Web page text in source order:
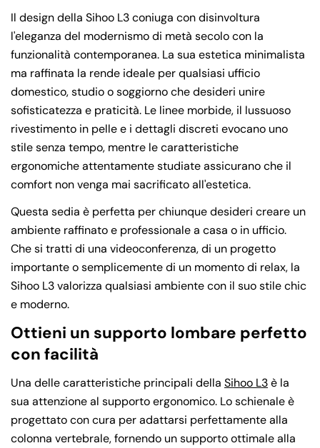
Il design della Sihoo L3 coniuga con disinvoltura
l'eleganza del modernismo di metà secolo con la
funzionalità contemporanea. La sua estetica minimalista
ma raffinata la rende ideale per qualsiasi ufficio
domestico, studio o soggiorno che desideri unire
sofisticatezza e praticità. Le linee morbide, il lussuoso
rivestimento in pelle e i dettagli discreti evocano uno
stile senza tempo, mentre le caratteristiche
ergonomiche attentamente studiate assicurano che il
comfort non venga mai sacrificato all'estetica.
Questa sedia è perfetta per chiunque desideri creare un
ambiente raffinato e professionale a casa o in ufficio.
Che si tratti di una videoconferenza, di un progetto
importante o semplicemente di un momento di relax, la
Sihoo L3 valorizza qualsiasi ambiente con il suo stile chic
e moderno.
Ottieni un supporto lombare perfetto
con facilità
Una delle caratteristiche principali della Sihoo L3è la
sua attenzione al supporto ergonomico. Lo schienale è
progettato con cura per adattarsi perfettamente alla
colonna vertebrale, fornendo un supporto ottimale alla